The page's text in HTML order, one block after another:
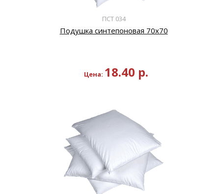
ПСТ 034
Подушка синтепоновая 70х70
Цена: 18.40 р.